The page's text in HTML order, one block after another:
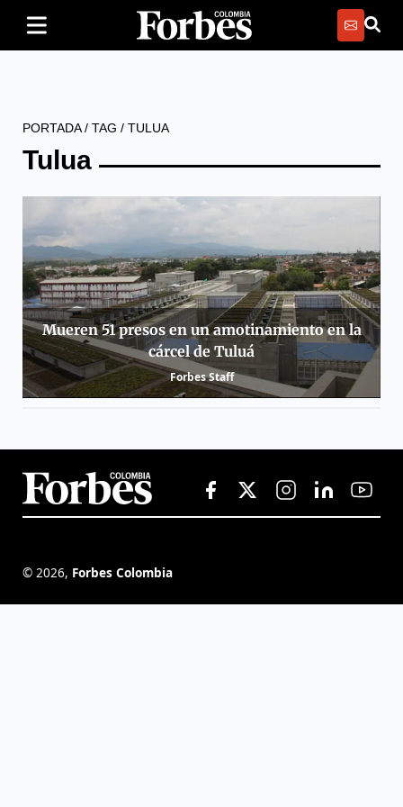
PORTADA/ TAG / TULUA
Tulua
Mueren 51 presos en un amotinamiento en la
cárcel de Tuluá
Forbes Staff
© 2026, Forbes Colombia